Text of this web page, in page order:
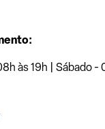
às 19h | Sábado -